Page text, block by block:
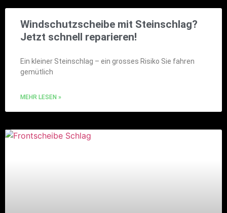
Windschutzscheibe mit Steinschlag?
Jetzt schnell reparieren!
Ein kleiner Steinschlag – ein grosses Risiko Sie fahren
gemütlich
MEHR LESEN »